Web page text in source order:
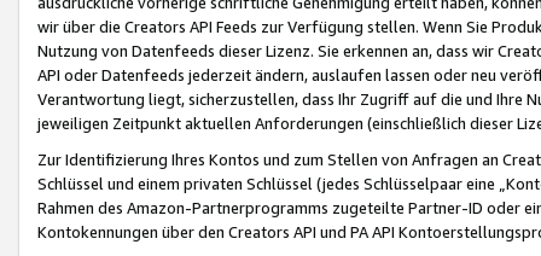
wir über die Creators API Feeds zur Verfügung stellen. Wenn Sie
Nutzung von Datenfeeds dieser Lizenz. Sie erkennen an, dass wir
API oder Datenfeeds jederzeit ändern, auslaufen lassen oder neu
Verantwortung liegt, sicherzustellen, dass Ihr Zugriff auf die und Ihre
jeweiligen Zeitpunkt aktuellen Anforderungen (einschließlich dieser
Zur Identifizierung Ihres Kontos und zum Stellen von Anfragen an
Schlüssel und einem privaten Schlüssel (jedes Schlüsselpaar eine
Rahmen des Amazon-Partnerprogramms zugeteilte Partner-ID oder
Kontokennungen über den Creators API und PA API